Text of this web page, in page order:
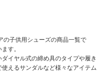
の子供用シューズの商品一覧で
す。
イヤル式の締め具のタイプや履き
えるサンダルなど様々なアイテム